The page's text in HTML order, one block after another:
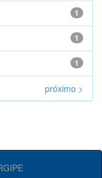
1
1
1
próximo >